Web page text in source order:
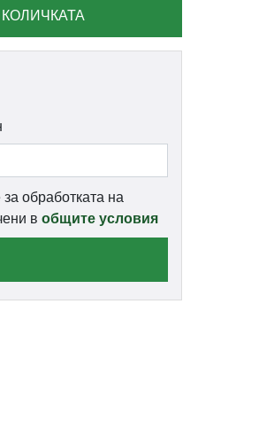
обработката на
в общите условия